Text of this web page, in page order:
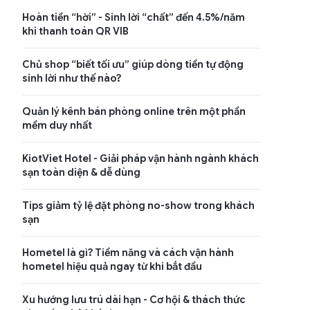
Hoàn tiền “hời” - Sinh lời “chất” đến 4.5%/năm
khi thanh toán QR VIB
Chủ shop “biết tối ưu” giúp dòng tiền tự động
sinh lời như thế nào?
Quản lý kênh bán phòng online trên một phần
mềm duy nhất
KiotViet Hotel - Giải pháp vận hành ngành khách
sạn toàn diện & dễ dùng
Tips giảm tỷ lệ đặt phòng no-show trong khách
sạn
Hometel là gì? Tiềm năng và cách vận hành
hometel hiệu quả ngay từ khi bắt đầu
Xu hướng lưu trú dài hạn - Cơ hội & thách thức